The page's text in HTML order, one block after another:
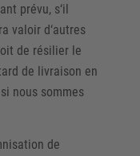
prévu, s‘il
valoir d‘autres
de résilier le
de livraison en
nous sommes
de